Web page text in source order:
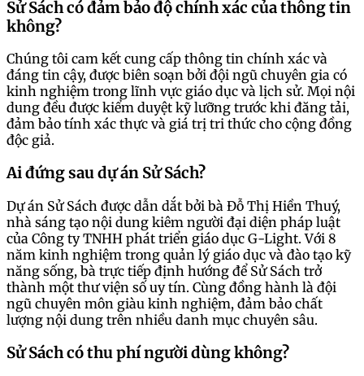
Sử Sách có đảm bảo độ chính xác của thông tin
không?
Chúng tôi cam kết cung cấp thông tin chính xác và
đáng tin cậy, được biên soạn bởi đội ngũ chuyên gia có
kinh nghiệm trong lĩnh vực giáo dục và lịch sử. Mọi nội
dung đều được kiểm duyệt kỹ lưỡng trước khi đăng tải,
đảm bảo tính xác thực và giá trị tri thức cho cộng đồng
độc giả.
Ai đứng sau dự án Sử Sách?
Dự án Sử Sách được dẫn dắt bởi bà Đỗ Thị Hiền Thuý,
nhà sáng tạo nội dung kiêm người đại diện pháp luật
của Công ty TNHH phát triển giáo dục G-Light. Với 8
năm kinh nghiệm trong quản lý giáo dục và đào tạo kỹ
năng sống, bà trực tiếp định hướng để Sử Sách trở
thành một thư viện số uy tín. Cùng đồng hành là đội
ngũ chuyên môn giàu kinh nghiệm, đảm bảo chất
lượng nội dung trên nhiều danh mục chuyên sâu.
Sử Sách có thu phí người dùng không?